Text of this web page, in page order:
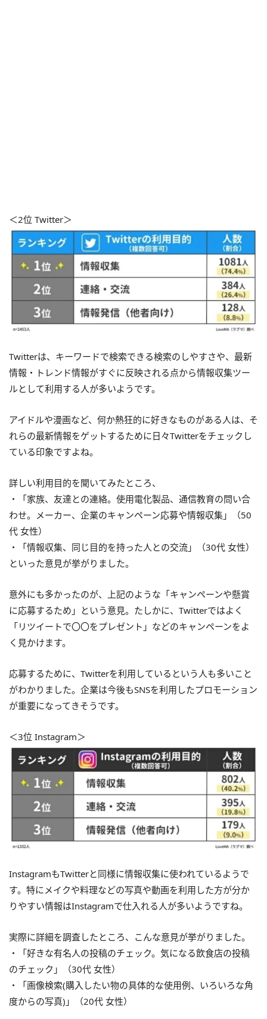
＜2位 Twitter＞
Twitterは、キーワードで検索できる検索のしやすさや、最新
情報・トレンド情報がすぐに反映される点から情報収集ツー
ルとして利用する人が多いようです。
アイドルや漫画など、何か熱狂的に好きなものがある人は、そ
れらの最新情報をゲットするために日々Twitterをチェックし
ている印象ですよね。
詳しい利用目的を聞いてみたところ、
・「家族、友達との連絡。使用電化製品、通信教育の問い合
わせ。メーカー、企業のキャンペーン応募や情報収集」（50
代 女性）
・「情報収集、同じ目的を持った人との交流」（30代 女性）
といった意見が挙がりました。
意外にも多かったのが、上記のような「キャンペーンや懸賞
に応募するため」という意見。たしかに、Twitterではよく
「リツイートで〇〇をプレゼント」などのキャンペーンをよ
く見かけます。
応募するために、Twitterを利用しているという人も多いこと
がわかりました。企業は今後もSNSを利用したプロモーション
が重要になってきそうです。
＜3位 Instagram＞
InstagramもTwitterと同様に情報収集に使われているようで
す。特にメイクや料理などの写真や動画を利用した方が分か
りやすい情報はInstagramで仕入れる人が多いようですね。
実際に詳細を調査したところ、こんな意見が挙がりました。
・「好きな有名人の投稿のチェック。気になる飲食店の投稿
のチェック」（30代 女性）
・「画像検索(購入したい物の具体的な使用例、いろいろな角
度からの写真)」（20代 女性）